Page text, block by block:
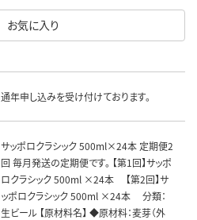
お気に入り
通年申し込みを受け付けております。
サッポロクラシック 500ml×24本 定期便2
回 毎月発送の定期便です。 【第1回】サッポ
ロクラシック 500ml ×24本 【第2回】サ
ッポロクラシック 500ml ×24本 分類：
生ビール 【原材料名】 ◆原材料：麦芽（外